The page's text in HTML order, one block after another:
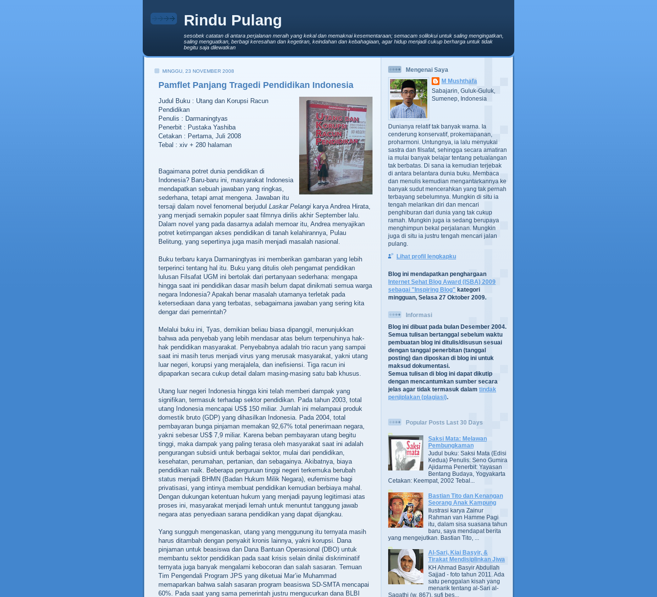
Rindu Pulang
sesobek catatan di antara perjalanan meraih yang kekal dan memaknai kesementaraan; semacam solilokui untuk saling mengingatkan,
saling menguatkan, berbagi keresahan dan kegetiran, keindahan dan kebahagiaan, agar hidup menjadi cukup berharga untuk tidak
begitu saja dilewatkan
MINGGU, 23 NOVEMBER 2008
Pamflet Panjang Tragedi Pendidikan Indonesia
Judul Buku : Utang dan Korupsi Racun
Pendidikan
Penulis : Darmaningtyas
Penerbit : Pustaka Yashiba
Cetakan : Pertama, Juli 2008
Tebal : xiv + 280 halaman
Bagaimana potret dunia pendidikan di
Indonesia? Baru-baru ini, masyarakat Indonesia
mendapatkan sebuah jawaban yang ringkas,
sederhana, tetapi amat mengena. Jawaban itu
tersaji dalam novel fenomenal berjudul Laskar Pelangi karya Andrea Hirata,
yang menjadi semakin populer saat filmnya dirilis akhir September lalu.
Dalam novel yang pada dasarnya adalah memoar itu, Andrea menyajikan
potret ketimpangan akses pendidikan di tanah kelahirannya, Pulau
Belitung, yang sepertinya juga masih menjadi masalah nasional.
Buku terbaru karya Darmaningtyas ini memberikan gambaran yang lebih
terperinci tentang hal itu. Buku yang ditulis oleh pengamat pendidikan
lulusan Filsafat UGM ini bertolak dari pertanyaan sederhana: mengapa
hingga saat ini pendidikan dasar masih belum dapat dinikmati semua warga
negara Indonesia? Apakah benar masalah utamanya terletak pada
ketersediaan dana yang terbatas, sebagaimana jawaban yang sering kita
dengar dari pemerintah?
Melalui buku ini, Tyas, demikian beliau biasa dipanggil, menunjukkan
bahwa ada penyebab yang lebih mendasar atas belum terpenuhinya hak-
hak pendidikan masyarakat. Penyebabnya adalah trio racun yang sampai
saat ini masih terus menjadi virus yang merusak masyarakat, yakni utang
luar negeri, korupsi yang merajalela, dan inefisiensi. Tiga racun ini
dipaparkan secara cukup detail dalam masing-masing satu bab khusus.
Utang luar negeri Indonesia hingga kini telah memberi dampak yang
signifikan, termasuk terhadap sektor pendidikan. Pada tahun 2003, total
utang Indonesia mencapai US$ 150 miliar. Jumlah ini melampaui produk
domestik bruto (GDP) yang dihasilkan Indonesia. Pada 2004, total
pembayaran bunga pinjaman memakan 92,67% total penerimaan negara,
yakni sebesar US$ 7,9 miliar. Karena beban pembayaran utang begitu
tinggi, maka dampak yang paling terasa oleh masyarakat saat ini adalah
pengurangan subsidi untuk berbagai sektor, mulai dari pendidikan,
kesehatan, perumahan, pertanian, dan sebagainya. Akibatnya, biaya
pendidikan naik. Beberapa perguruan tinggi negeri terkemuka berubah
status menjadi BHMN (Badan Hukum Milik Negara), eufemisme bagi
privatisasi, yang intinya membuat pendidikan kemudian berbiaya mahal.
Dengan dukungan ketentuan hukum yang menjadi payung legitimasi atas
proses ini, masyarakat menjadi lemah untuk menuntut tanggung jawab
negara atas penyediaan sarana pendidikan yang dapat dijangkau.
Yang sungguh mengenaskan, utang yang menggunung itu ternyata masih
harus ditambah dengan penyakit kronis lainnya, yakni korupsi. Dana
pinjaman untuk beasiswa dan Dana Bantuan Operasional (DBO) untuk
membantu sektor pendidikan pada saat krisis selain dinilai diskriminatif
ternyata juga banyak mengalami kebocoran dan salah sasaran. Temuan
Tim Pengendali Program JPS yang diketuai Mar’ie Muhammad
memaparkan bahwa salah sasaran program beasiswa SD-SMTA mencapai
60%. Pada saat yang sama pemerintah justru mengucurkan dana BLBI
Mengenai Saya
M Mushthafa
Sabajarin, Guluk-Guluk,
Sumenep, Indonesia
Dunianya relatif tak banyak warna. Ia
cenderung konservatif, prokemapanan,
proharmoni. Untungnya, ia lalu menyukai
sastra dan filsafat, sehingga secara amatiran
ia mulai banyak belajar tentang petualangan
tak berbatas. Di sana ia kemudian terjebak
di antara belantara dunia buku. Membaca
dan menulis kemudian mengantarkannya ke
banyak sudut mencerahkan yang tak pernah
terbayang sebelumnya. Mungkin di situ ia
tengah melarikan diri dan mencari
penghiburan dari dunia yang tak cukup
ramah. Mungkin juga ia sedang berupaya
menghimpun bekal perjalanan. Mungkin
juga di situ ia justru tengah mencari jalan
pulang.
Lihat profil lengkapku
Blog ini mendapatkan penghargaan
Internet Sehat Blog Award (ISBA) 2009
sebagai "Inspiring Blog" kategori
mingguan, Selasa 27 Oktober 2009.
Informasi
Blog ini dibuat pada bulan Desember 2004.
Semua tulisan bertanggal sebelum waktu
pembuatan blog ini ditulis/disusun sesuai
dengan tanggal penerbitan (tanggal
posting) dan diposkan di blog ini untuk
maksud dokumentasi.
Semua tulisan di blog ini dapat dikutip
dengan mencantumkan sumber secara
jelas agar tidak termasuk dalam tindak
penjiplakan (plagiasi).
Popular Posts Last 30 Days
Saksi Mata: Melawan
Pembungkaman
Judul buku: Saksi Mata (Edisi
Kedua) Penulis: Seno Gumira
Ajidarma Penerbit: Yayasan
Bentang Budaya, Yogyakarta
Cetakan: Keempat, 2002 Tebal...
Bastian Tito dan Kenangan
Seorang Anak Kampung
Ilustrasi karya Zainur
Rahman van Hamme Pagi
itu, dalam sisa suasana tahun
baru, saya mendapat berita
yang mengejutkan. Bastian Tito, ...
Al-Sari, Kiai Basyir, &
Tirakat Mendisiplinkan Jiwa
KH Ahmad Basyir Abdullah
Sajjad - foto tahun 2011. Ada
satu penggalan kisah yang
menarik tentang al-Sari al-
Saqathi (w. 867), sufi bes...